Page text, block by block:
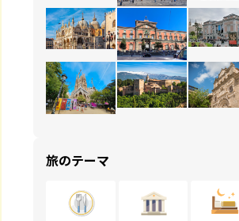
旅のテーマ